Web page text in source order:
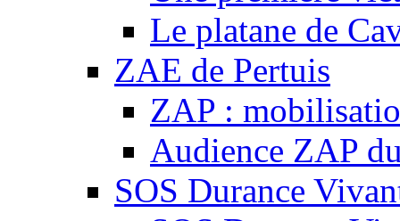
Le platane de
ZAE de Pertuis
ZAP :
Audience ZAP
SOS Durance